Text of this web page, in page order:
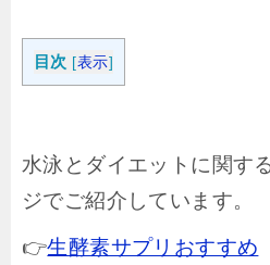
目次 [表示]
水泳とダイエットに関す
ジでご紹介しています。
👉生酵素サプリおすすめ